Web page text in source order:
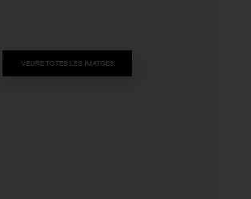
VEURE TOTES LES IMATGES